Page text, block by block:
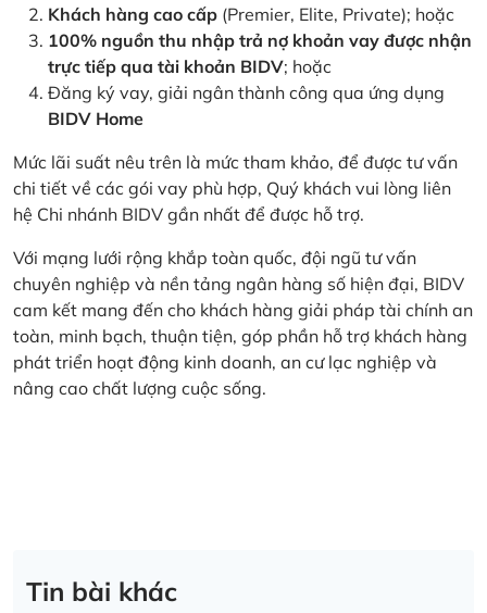
Khách hàng cao cấp (Premier, Elite, Private); hoặc
100% nguồn thu nhập trả nợ khoản vay được nhận
trực tiếp qua tài khoản BIDV; hoặc
Đăng ký vay, giải ngân thành công qua ứng dụng
BIDV Home
Mức lãi suất nêu trên là mức tham khảo, để được tư vấn
chi tiết về các gói vay phù hợp, Quý khách vui lòng liên
hệ Chi nhánh BIDV gần nhất để được hỗ trợ.
Với mạng lưới rộng khắp toàn quốc, đội ngũ tư vấn
chuyên nghiệp và nền tảng ngân hàng số hiện đại, BIDV
cam kết mang đến cho khách hàng giải pháp tài chính an
toàn, minh bạch, thuận tiện, góp phần hỗ trợ khách hàng
phát triển hoạt động kinh doanh, an cư lạc nghiệp và
nâng cao chất lượng cuộc sống.
Tin bài khác